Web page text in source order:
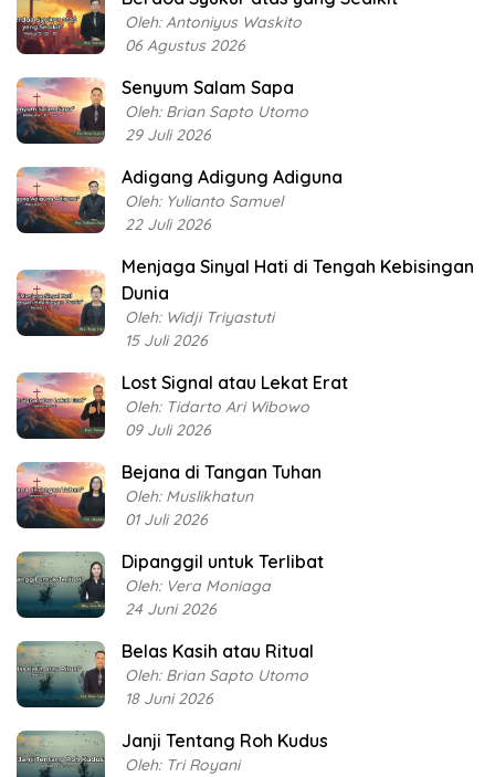
Oleh: Antoniyus Waskito
06 Agustus 2026
Senyum Salam Sapa
Oleh: Brian Sapto Utomo
29 Juli 2026
Adigang Adigung Adiguna
Oleh: Yulianto Samuel
22 Juli 2026
Menjaga Sinyal Hati di Tengah Kebisingan
Dunia
Oleh: Widji Triyastuti
15 Juli 2026
Lost Signal atau Lekat Erat
Oleh: Tidarto Ari Wibowo
09 Juli 2026
Bejana di Tangan Tuhan
Oleh: Muslikhatun
01 Juli 2026
Dipanggil untuk Terlibat
Oleh: Vera Moniaga
24 Juni 2026
Belas Kasih atau Ritual
Oleh: Brian Sapto Utomo
18 Juni 2026
Janji Tentang Roh Kudus
Oleh: Tri Royani